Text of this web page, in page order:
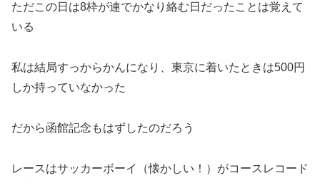
ただこの日は8枠が連でかなり絡む日だったことは覚えて
いる
私は結局すっからかんになり、東京に着いたときは500円
しか持っていなかった
だから函館記念もはずしたのだろう
レースはサッカーボーイ（懐かしい！）がコースレコード